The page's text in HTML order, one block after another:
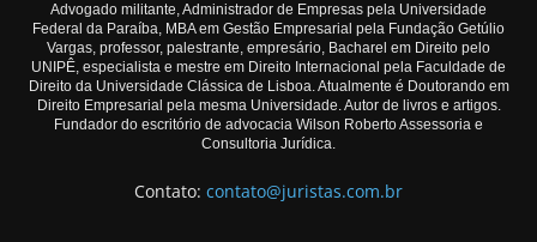
Advogado militante, Administrador de Empresas pela Universidade
Federal da Paraíba, MBA em Gestão Empresarial pela Fundação Getúlio
Vargas, professor, palestrante, empresário, Bacharel em Direito pelo
UNIPÊ, especialista e mestre em Direito Internacional pela Faculdade de
Direito da Universidade Clássica de Lisboa. Atualmente é Doutorando em
Direito Empresarial pela mesma Universidade. Autor de livros e artigos.
Fundador do escritório de advocacia Wilson Roberto Assessoria e
Consultoria Jurídica.
Contato: contato@juristas.com.br